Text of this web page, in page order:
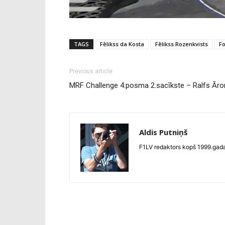
TAGS Fēlikss da Kosta Fēlikss Rozenkvists
Previous article
MRF Challenge 4.posma 2.sacīkste – Ralfs
Aldis Putniņš
F1LV redaktors kopš